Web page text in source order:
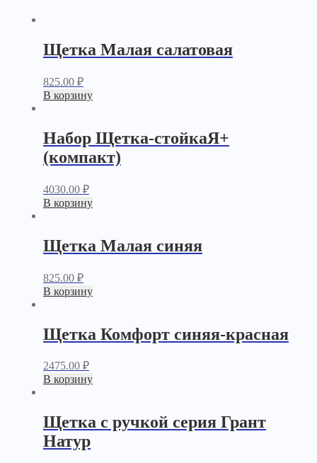
Щетка Малая салатовая
825.00 ₽
В корзину
Набор Щетка-стойкаЯ+
(компакт)
4030.00 ₽
В корзину
Щетка Малая синяя
825.00 ₽
В корзину
Щетка Комфорт синяя-красная
2475.00 ₽
В корзину
Щетка с ручкой серия Грант
Натур